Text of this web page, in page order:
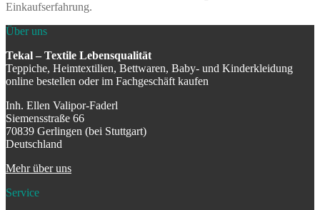
Einkaufserfahrung.
Über uns
Tekal – Textile Lebensqualität
Teppiche, Heimtextilien, Bettwaren, Baby- und Kinderkleidung
online bestellen oder im Fachgeschäft kaufen
Inh. Ellen Valipor-Faderl
Siemensstraße 66
70839 Gerlingen (bei Stuttgart)
Deutschland
Mehr über uns
Service